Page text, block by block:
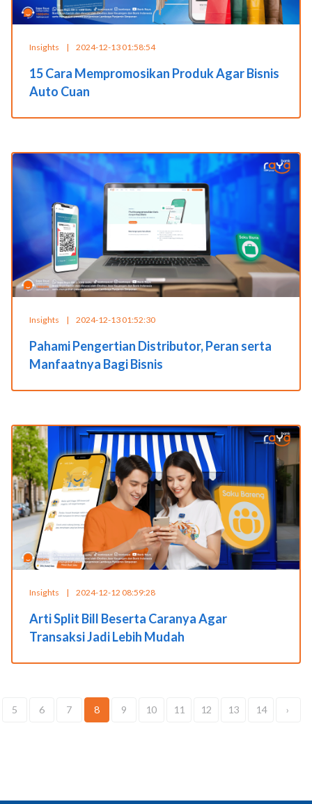
Insights | 2024-12-13 01:58:54
15 Cara Mempromosikan Produk Agar Bisnis
Auto Cuan
Insights | 2024-12-13 01:52:30
Pahami Pengertian Distributor, Peran serta
Manfaatnya Bagi Bisnis
Insights | 2024-12-12 08:59:28
Arti Split Bill Beserta Caranya Agar
Transaksi Jadi Lebih Mudah
5 6 7 8 9 10 11 12 13 14 ›